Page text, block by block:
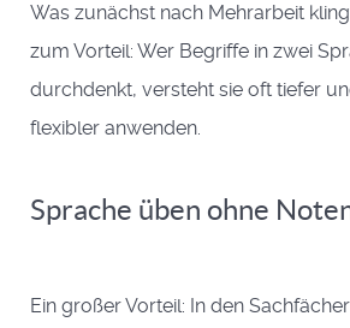
Was zunächst nach Mehrarbeit
zum Vorteil: Wer Begriffe in zwei
durchdenkt, versteht sie oft tiefer
flexibler anwenden.
Sprache üben ohne
Ein großer Vorteil: In den